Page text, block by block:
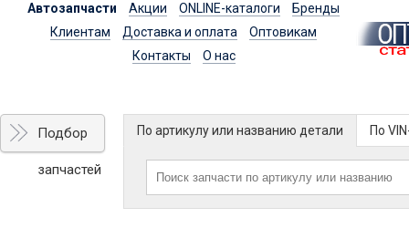
Автозапчасти Акции ONLINE-каталоги
Бренды
Клиентам
Доставка и оплата
Оптовикам
Контакты
О нас
Подбор
запчастей
По артикулу или названию детали По